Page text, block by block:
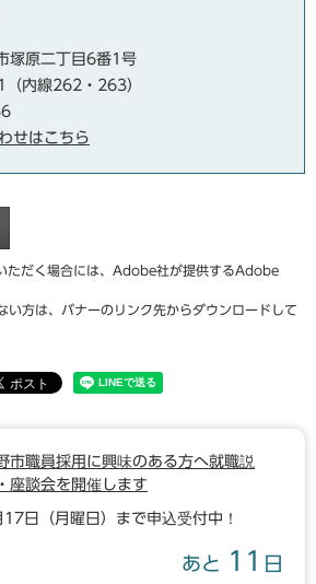
塚原二丁目6番1号
内線262・263）
せはこちら
ただく場合には、Adobe社が提供するAdobe
方は、バナーのリンク先からダウンロードして
市職員採用に興味のある方へ就職説
座談会を開催します
17日（月曜日）まで申込受付中！
あと 11 日